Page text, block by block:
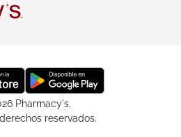
Pharmacy's.
reservados.